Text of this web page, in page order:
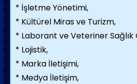
* İşletme Yönetimi,
* Kültürel Miras ve Turizm,
* Laborant ve Veteriner Sağlık
* Lojistik,
* Marka İletişimi,
* Medya İletişim,